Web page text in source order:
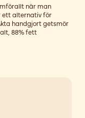
när man
ett alternativ för
handgjort getsmör
88% fett